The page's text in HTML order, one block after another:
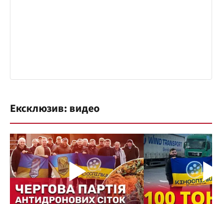
Ексклюзив: видео